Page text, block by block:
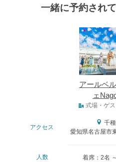
一緒に予約され
アールベ
ェ
式場・ゲ
アクセス
千
愛知県名古屋市
人数 着席：2名